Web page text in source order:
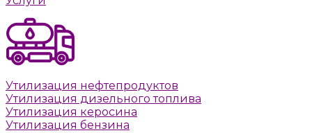
Утилизация нефтепродуктов
Утилизация дизельного топлива
Утилизация керосина
Утилизация бензина